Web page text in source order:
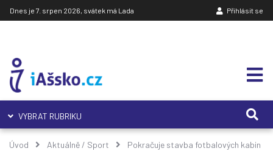
Dnes je 7. srpen 2026, svátek má Lada Přihlásit se
VYBRAT RUBRIKU
Úvod Aktuálně / Sport
Pokračuje stavba fotbalových kabin